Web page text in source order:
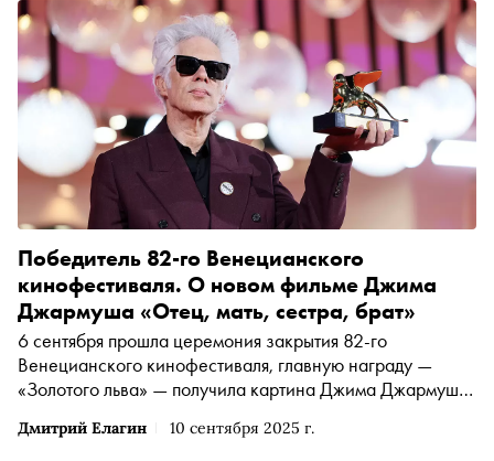
Дмитрий Елагин 10 сентября 2025 г.
Победитель 82-го Венецианского
кинофестиваля. О новом фильме Джима
Джармуша «Отец, мать, сестра, брат»
6 сентября прошла церемония закрытия 82-го
Венецианского кинофестиваля, главную награду —
«Золотого льва» — получила картина Джима Джармуша
американского автора с 2019 года: его предыдущую